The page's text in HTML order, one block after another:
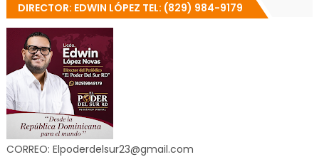
DIRECTOR: EDWIN LÓPEZ TEL: (829) 984-9179
CORREO: Elpoderdelsur23@gmail.com